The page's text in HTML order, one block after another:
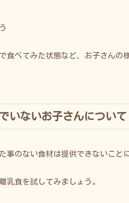
食べてみた状態など、お子さんの
いないお子さんについて
事のない食材は提供できないこと
乳食を試してみましょう。